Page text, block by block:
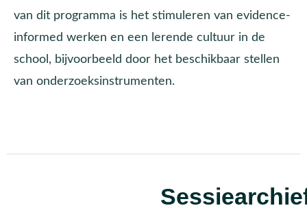
van dit programma is het stimuleren van evidence-
informed werken en een lerende cultuur in de
school, bijvoorbeeld door het beschikbaar stellen
van onderzoeksinstrumenten.